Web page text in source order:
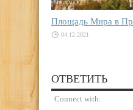
Площадь Мира в
04.12.2021
ОТВЕТИТЬ
Connect with: